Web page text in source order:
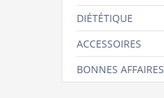
DIÉTÉTIQUE
ACCESSOIRES
BONNES AFFAIRES